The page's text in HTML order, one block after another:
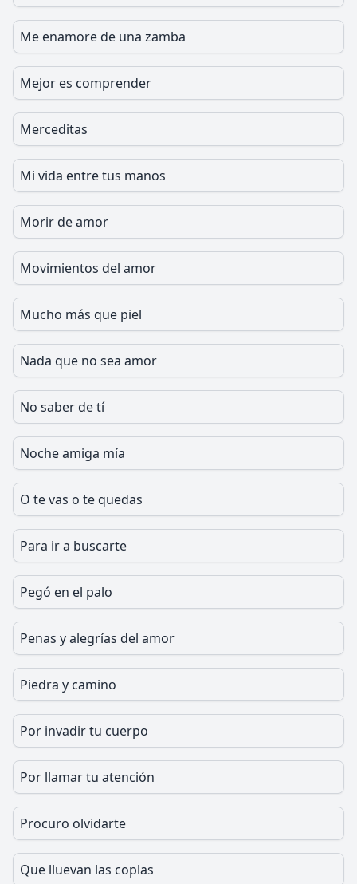
Me enamore de una zamba
Mejor es comprender
Merceditas
Mi vida entre tus manos
Morir de amor
Movimientos del amor
Mucho más que piel
Nada que no sea amor
No saber de tí
Noche amiga mía
O te vas o te quedas
Para ir a buscarte
Pegó en el palo
Penas y alegrías del amor
Piedra y camino
Por invadir tu cuerpo
Por llamar tu atención
Procuro olvidarte
Que lluevan las coplas